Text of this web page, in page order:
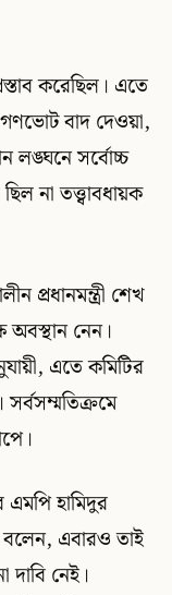
করেছিল। এতে
বাদ দেওয়া,
লঙ্ঘনে সর্বোচ্চ
না তত্ত্বাবধায়ক
প্রধানমন্ত্রী শেখ
অবস্থান নেন।
এতে কমিটির
হামিদুর
এবারও তাই
নেই।